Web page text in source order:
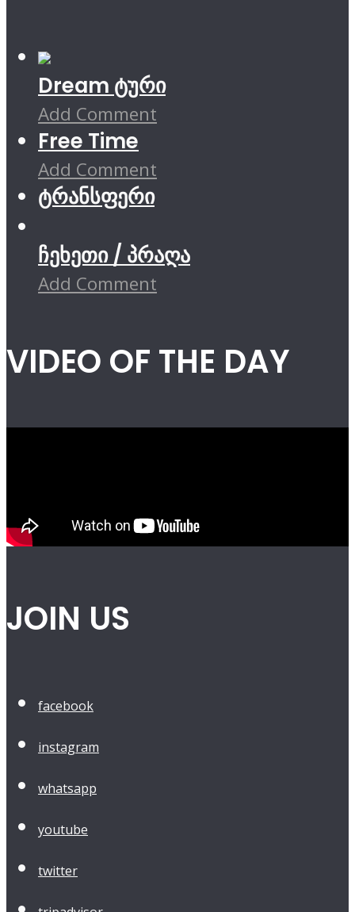
Dream ტური
Add Comment
Free Time
Add Comment
ტრანსფერი
ჩეხეთი / პრაღა
Add Comment
VIDEO OF THE DAY
JOIN US
facebook
instagram
whatsapp
youtube
twitter